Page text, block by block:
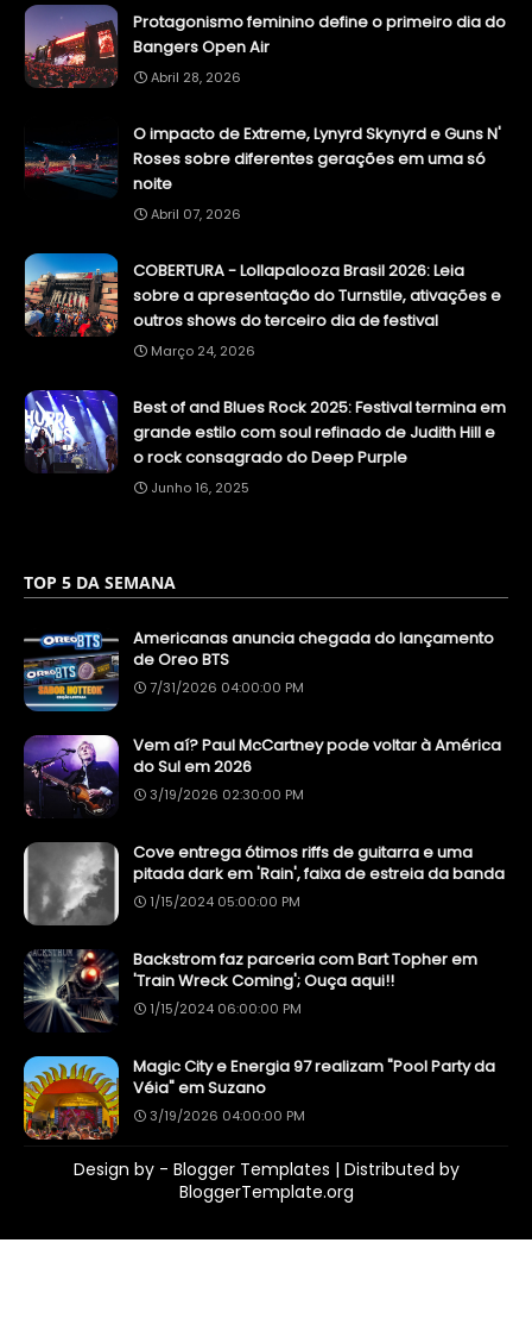
Protagonismo feminino define o primeiro dia do
Bangers Open Air
Abril 28, 2026
O impacto de Extreme, Lynyrd Skynyrd e Guns N'
Roses sobre diferentes gerações em uma só
noite
Abril 07, 2026
COBERTURA - Lollapalooza Brasil 2026: Leia
sobre a apresentação do Turnstile, ativações e
outros shows do terceiro dia de festival
Março 24, 2026
Best of and Blues Rock 2025: Festival termina em
grande estilo com soul refinado de Judith Hill e
o rock consagrado do Deep Purple
Junho 16, 2025
TOP 5 DA SEMANA
Americanas anuncia chegada do lançamento
de Oreo BTS
7/31/2026 04:00:00 PM
Vem aí? Paul McCartney pode voltar à América
do Sul em 2026
3/19/2026 02:30:00 PM
Cove entrega ótimos riffs de guitarra e uma
pitada dark em 'Rain', faixa de estreia da banda
1/15/2024 05:00:00 PM
Backstrom faz parceria com Bart Topher em
'Train Wreck Coming'; Ouça aqui!!
1/15/2024 06:00:00 PM
Magic City e Energia 97 realizam "Pool Party da
Véia" em Suzano
3/19/2026 04:00:00 PM
Design by - Blogger Templates | Distributed by
BloggerTemplate.org